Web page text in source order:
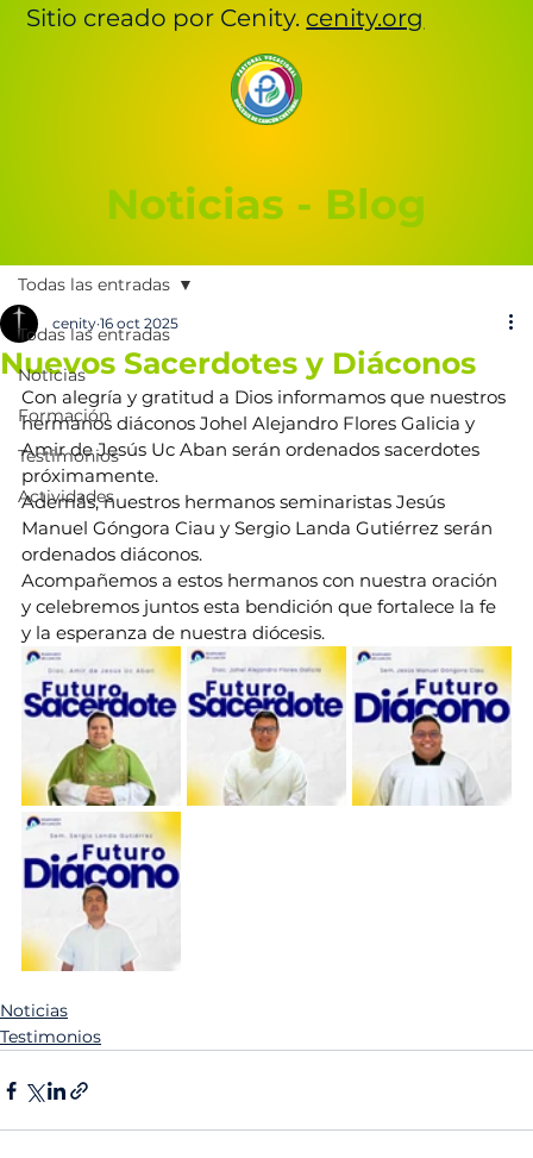
Sitio creado por Cenity. cenity.org
Noticias - Blog
Todas las entradas
Noticias
Formación
Testimonios
Actividades
Todas las entradas
Nuevos Sacerdotes y Diáconos
cenity 16 oct 2025
Con alegría y gratitud a Dios informamos que nuestros
hermanos diáconos Johel Alejandro Flores Galicia y
Amir de Jesús Uc Aban serán ordenados sacerdotes
próximamente.
Además, nuestros hermanos seminaristas Jesús
Manuel Góngora Ciau y Sergio Landa Gutiérrez serán
ordenados diáconos.
Acompañemos a estos hermanos con nuestra oración
y celebremos juntos esta bendición que fortalece la fe
y la esperanza de nuestra diócesis.
Noticias
Testimonios